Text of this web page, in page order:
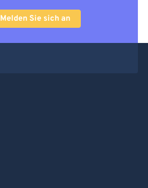
Melden Sie sich an